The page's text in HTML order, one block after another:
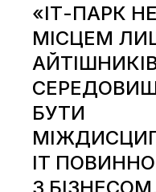
«ІТ-ПАРК
МІСЦЕМ
БУТИ
ІТ